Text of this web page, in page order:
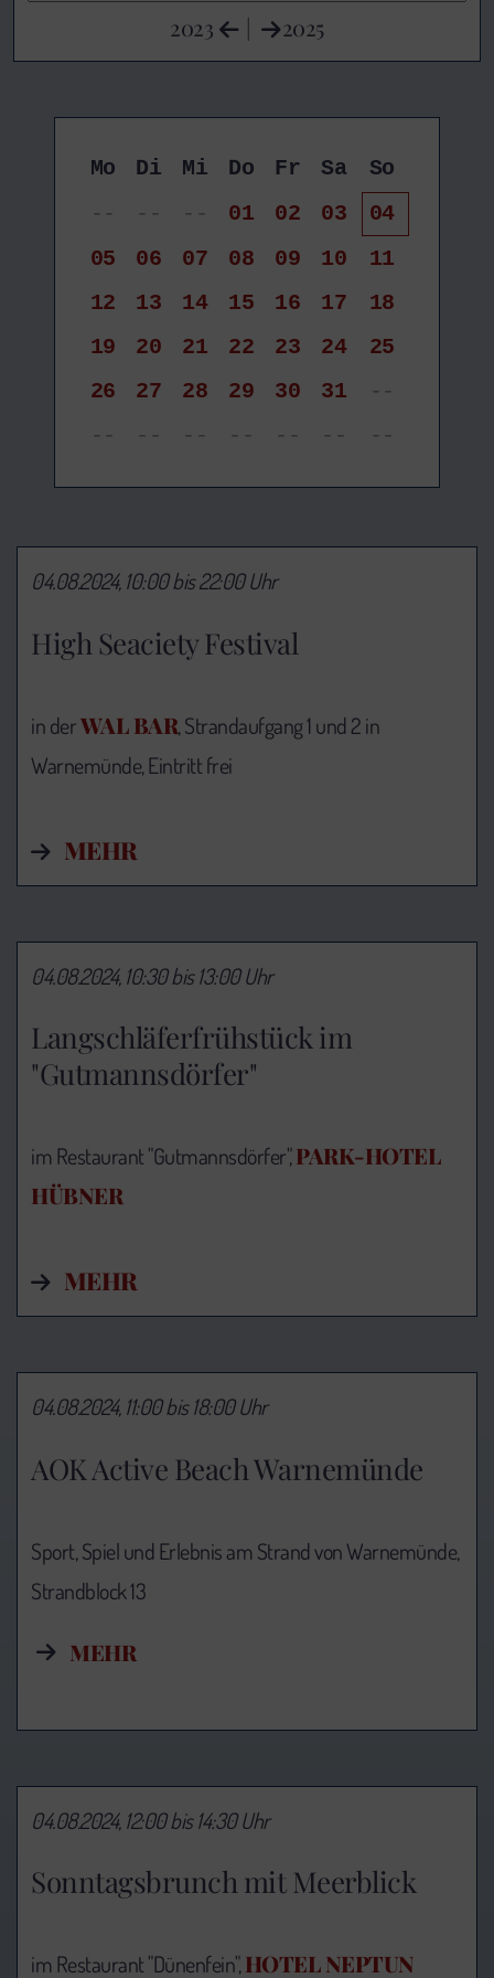
2023 | 2025
Mo Di Mi Do Fr Sa
So
--
-- -- 01 02 03
04
05
06 07 08 09 10
11
12
13 14 15 16 17
18
19
20 21 22 23 24
25
26
27 28 29 30 31
--
--
-- -- -- -- -- --
High Seaciety Festival
04.08.2024, 10:00 bis 22:00 Uhr
in derWAL BAR, Strandaufgang 1 und 2 in
Warnemünde, Eintritt frei
MEHR
Langschläferfrühstück im
"Gutmannsdörfer"
04.08.2024, 10:30 bis 13:00 Uhr
im Restaurant "Gutmannsdörfer",PARK-HOTEL
HÜBNER
MEHR
AOK Active Beach Warnemünde
04.08.2024, 11:00 bis 18:00 Uhr
Sport, Spiel und Erlebnis am Strand von Warnemünde,
Strandblock 13
MEHR
Sonntagsbrunch mit Meerblick
04.08.2024, 12:00 bis 14:30 Uhr
im Restaurant "Dünenfein",HOTEL NEPTUN